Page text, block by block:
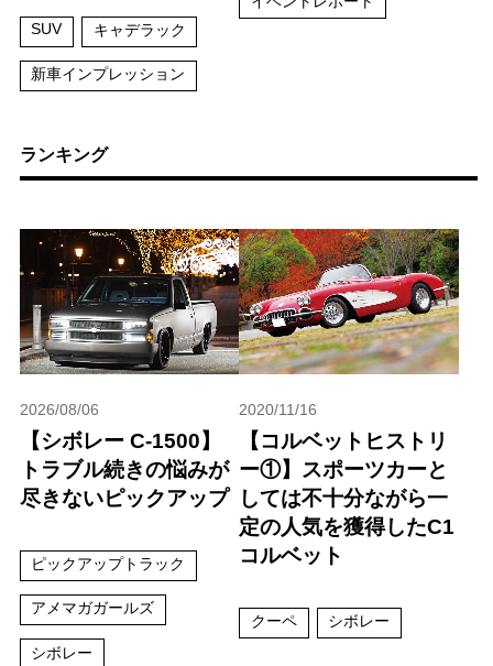
SUV キャデラック
新車インプレッション
ランキング
2026/08/06
【シボレー C-1500】
トラブル続きの悩みが
尽きないピックアップ
ピックアップトラック
アメマガガールズ
シボレー
2020/11/16
【コルベットヒストリ
ー①】スポーツカーと
しては不十分ながら一
定の人気を獲得したC1
コルベット
クーペ シボレー